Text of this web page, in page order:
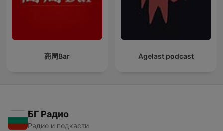
商周Bar Agelast podcast
БГ Радио
Радио и подкасти